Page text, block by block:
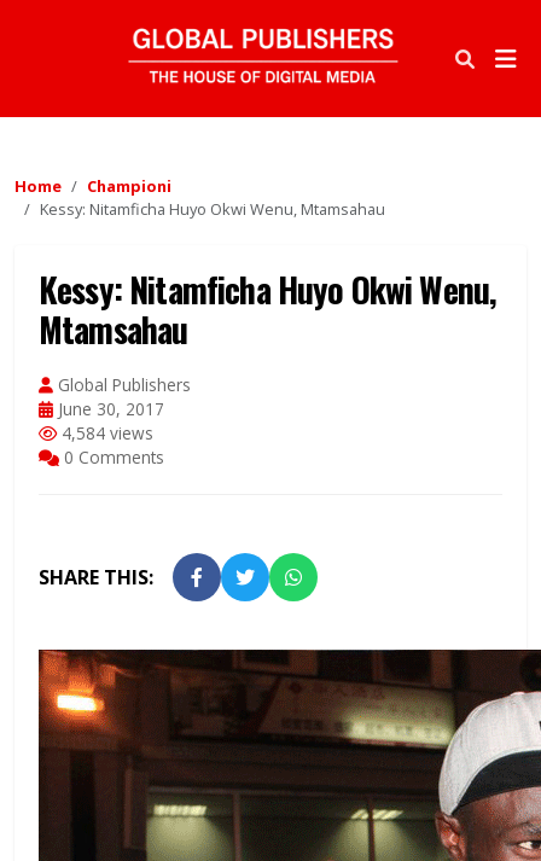
Home
Championi
Kessy: Nitamficha Huyo Okwi Wenu, Mtamsahau
Kessy: Nitamficha Huyo Okwi Wenu,
Mtamsahau
Global Publishers
June 30, 2017
4,584 views
0 Comments
SHARE THIS: